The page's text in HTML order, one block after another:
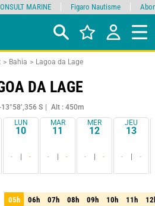
Bahia Lagoa da Lage
DA LAGE
13°58’,356 S
Alt : 450m
LUN
10
- -
MAR
11
- -
MER
12
- -
JEU
13
- -
détaillé synthétique
05h 06h 07h 08h 09h 10h 11h
05h 06h 07h 08h 09h 10h 11h
MARINE Figaro Nautisme